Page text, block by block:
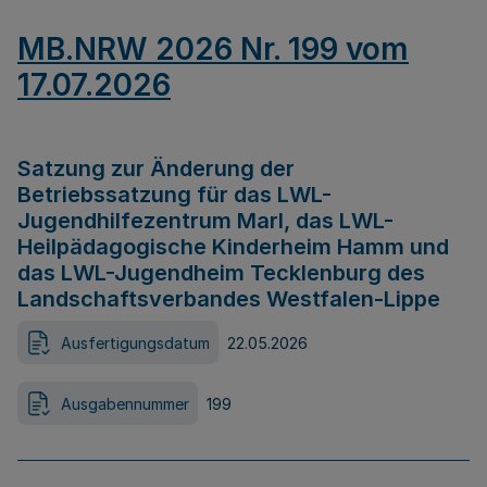
MB.NRW 2026 Nr. 199 vom
17.07.2026
Satzung zur Änderung der
Betriebssatzung für das LWL-
Jugendhilfezentrum Marl, das LWL-
Heilpädagogische Kinderheim Hamm und
das LWL-Jugendheim Tecklenburg des
Landschaftsverbandes Westfalen-Lippe
Ausfertigungsdatum 22.05.2026
Ausgabennummer 199